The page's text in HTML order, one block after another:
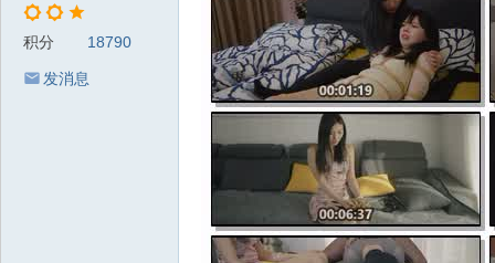
积分 18790
发消息